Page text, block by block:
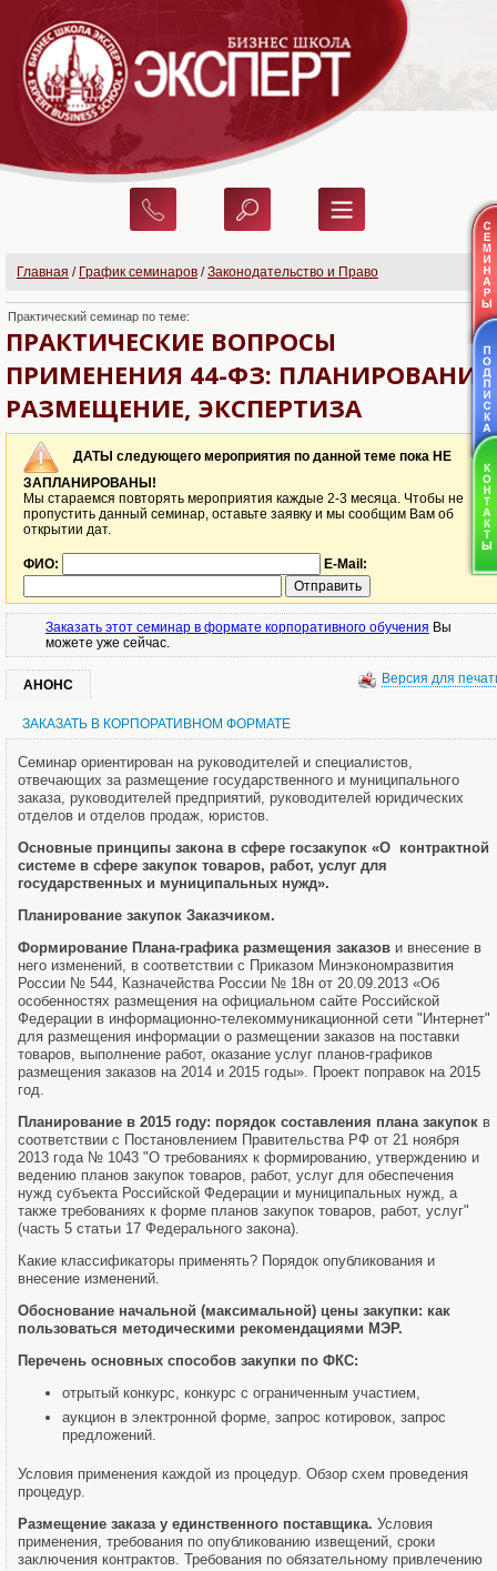
Главная / График семинаров /Законодательство и Право
Практический семинар по теме:
ПРАКТИЧЕСКИЕ ВОПРОСЫ
ПРИМЕНЕНИЯ 44-ФЗ: ПЛАНИРОВАНИЕ,
РАЗМЕЩЕНИЕ, ЭКСПЕРТИЗА
ДАТЫ следующего мероприятия по данной теме пока НЕ
ЗАПЛАНИРОВАНЫ!
Мы стараемся повторять мероприятия каждые 2-3 месяца. Чтобы не
пропустить данный семинар, оставьте заявку и мы сообщим Вам об
открытии дат.
ФИО: E-Mail:
Заказать этот семинар в формате корпоративного обучения Вы
можете уже сейчас.
Версия для
АНОНС
ЗАКАЗАТЬ В КОРПОРАТИВНОМ ФОРМАТЕ
Семинар ориентирован на руководителей и специалистов,
отвечающих за размещение государственного и муниципального
заказа, руководителей предприятий, руководителей юридических
отделов и отделов продаж, юристов.
Основные принципы закона в сфере госзакупок «О контрактной
системе в сфере закупок товаров, работ, услуг для
государственных и муниципальных нужд».
Планирование закупок Заказчиком.
Формирование Плана-графика размещения заказов и внесение в
него изменений, в соответствии с Приказом Минэкономразвития
России № 544, Казначейства России № 18н от 20.09.2013 «Об
особенностях размещения на официальном сайте Российской
Федерации в информационно-телекоммуникационной сети "Интернет"
для размещения информации о размещении заказов на поставки
товаров, выполнение работ, оказание услуг планов-графиков
размещения заказов на 2014 и 2015 годы». Проект поправок на 2015
год.
Планирование в 2015 году: порядок составления плана закупок в
соответствии с Постановлением Правительства РФ от 21 ноября
2013 года № 1043 "О требованиях к формированию, утверждению и
ведению планов закупок товаров, работ, услуг для обеспечения
нужд субъекта Российской Федерации и муниципальных нужд, а
также требованиях к форме планов закупок товаров, работ, услуг"
(часть 5 статьи 17 Федерального закона).
Какие классификаторы применять? Порядок опубликования и
внесение изменений.
Обоснование начальной (максимальной) цены закупки: как
пользоваться методическими рекомендациями МЭР.
Перечень основных способов закупки по ФКС:
отрытый конкурс, конкурс с ограниченным участием,
аукцион в электронной форме, запрос котировок, запрос
предложений.
Условия применения каждой из процедур. Обзор схем проведения
процедур.
Размещение заказа у единственного поставщика. Условия
применения, требования по опубликованию извещений, сроки
заключения контрактов. Требования по обязательному привлечению